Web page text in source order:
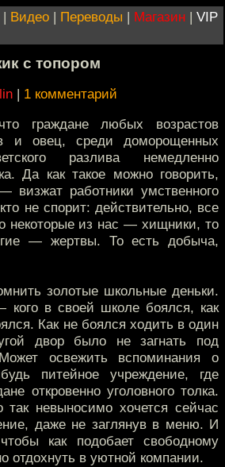
| Видео | Переводы | Магазин | VIP
с топором
| 1 комментарий
граждане любых возрастов
и овец, среди доморощенных
разлива немедленно
Да как такое можно говорить,
работники умственного
не спорит: действительно, все
некоторые из нас — хищники, то
— жертвы. То есть добыча,
золотые школьные деньки.
в своей школе боялся, как
Как не боялся ходить в один
двор было не загнать под
освежить вспоминания о
питейное учреждение, где
откровенно уголовного толка.
так невыносимо хочется сейчас
даже не заглянув в меню. И
как подобает свободному
отдохнуть в уютной компании.